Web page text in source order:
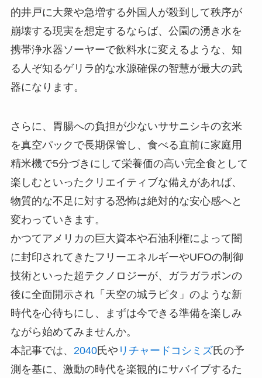
的井戸に大衆や急増する外国人が殺到して秩序が
崩壊する現実を想定するならば、公園の湧き水を
携帯浄水器ソーヤーで飲料水に変えるような、知
る人ぞ知るゲリラ的な水源確保の智慧が最大の武
器になります。
さらに、胃腸への負担が少ないササニシキの玄米
を真空パックで長期保管し、食べる直前に家庭用
精米機で5分づきにして栄養価の高い完全食として
楽しむといったクリエイティブな備えがあれば、
物質的な不足に対する恐怖は絶対的な安心感へと
変わっていきます。
かつてアメリカの巨大資本や石油利権によって闇
に封印されてきたフリーエネルギーやUFOの制御
技術といった超テクノロジーが、ガラガラポンの
後に全面開示され「天空の城ラピタ」のような新
時代を心待ちにし、まずは今できる準備を楽しみ
ながら始めてみませんか。
本記事では、 2040氏や リチャードコシミズ氏の予
測を基に、激動の時代を楽観的にサバイブするた